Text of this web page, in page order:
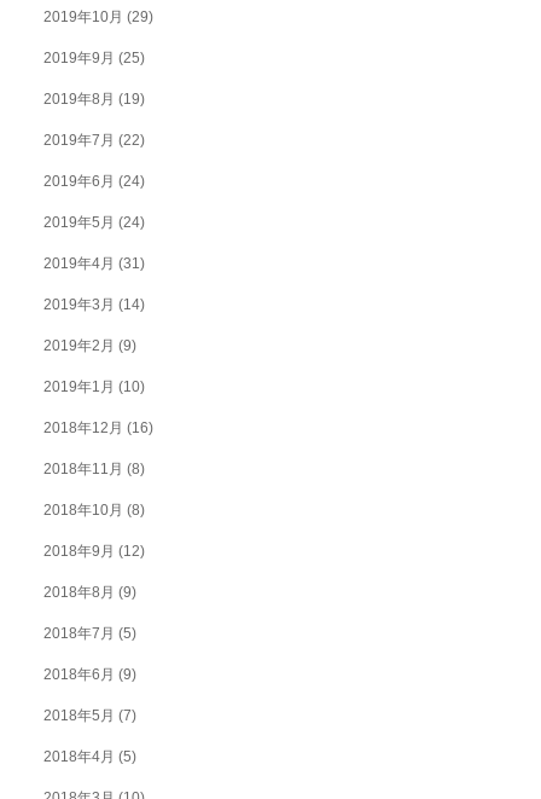
2019年10月 (29)
2019年9月 (25)
2019年8月 (19)
2019年7月 (22)
2019年6月 (24)
2019年5月 (24)
2019年4月 (31)
2019年3月 (14)
2019年2月 (9)
2019年1月 (10)
2018年12月 (16)
2018年11月 (8)
2018年10月 (8)
2018年9月 (12)
2018年8月 (9)
2018年7月 (5)
2018年6月 (9)
2018年5月 (7)
2018年4月 (5)